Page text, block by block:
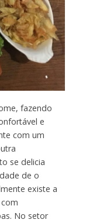
fazendo
e
com um
se delicia
de o
existe a
No setor